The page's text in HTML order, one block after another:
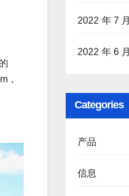
，
2022 年 7 月
2022 年 6 月
Categories
产品
信息